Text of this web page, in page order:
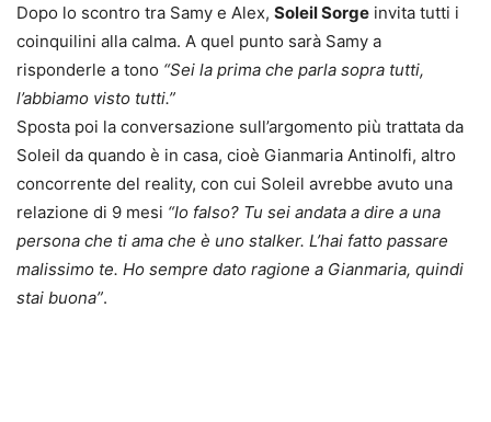
Dopo lo scontro tra Samy e Alex, Soleil Sorge invita tutti i
coinquilini alla calma. A quel punto sarà Samy a
risponderle a tono “Sei la prima che parla sopra tutti,
l’abbiamo visto tutti.”
Sposta poi la conversazione sull’argomento più trattata da
Soleil da quando è in casa, cioè Gianmaria Antinolfi, altro
concorrente del reality, con cui Soleil avrebbe avuto una
relazione di 9 mesi “Io falso? Tu sei andata a dire a una
persona che ti ama che è uno stalker. L’hai fatto passare
malissimo te. Ho sempre dato ragione a Gianmaria, quindi
stai buona”.